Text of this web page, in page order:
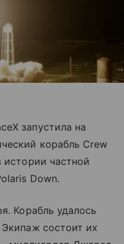
запустила на
корабль Crew
истории частной
Down.
Корабль удалось
состоит их